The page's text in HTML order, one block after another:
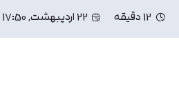
12 دقیقه 22 اردیبهشت, 17:50